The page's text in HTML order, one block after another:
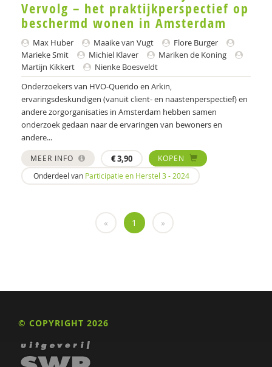
Jennie Scholtmeijer
Marieke Smit
Birgit Sporken
Jaap van der Stel
Nicoline Telgenkamp
Margit van der Meulen
Esther van Loon
Maaike van Vugt
Simon Venema
Lieke Zomer
Vervolg – het praktijkperspectief op
beschermd wonen in Amsterdam
Max Huber Maaike van Vugt
Flore Burger
Marieke Smit
Michiel Klaver
Mariken de Koning
Martijn Kikkert
Nienke Boesveldt
Onderzoekers van HVO-Querido en Arkin,
ervaringsdeskundigen (vanuit client- en naastenperspectief) en
andere zorgorganisaties in Amsterdam hebben samen
onderzoek gedaan naar de ervaringen van bewoners en
andere...
MEER INFO €3,90
KOPEN
Onderdeel van Participatie en Herstel 3 - 2024
« 1 »
© COPYRIGHT 2026